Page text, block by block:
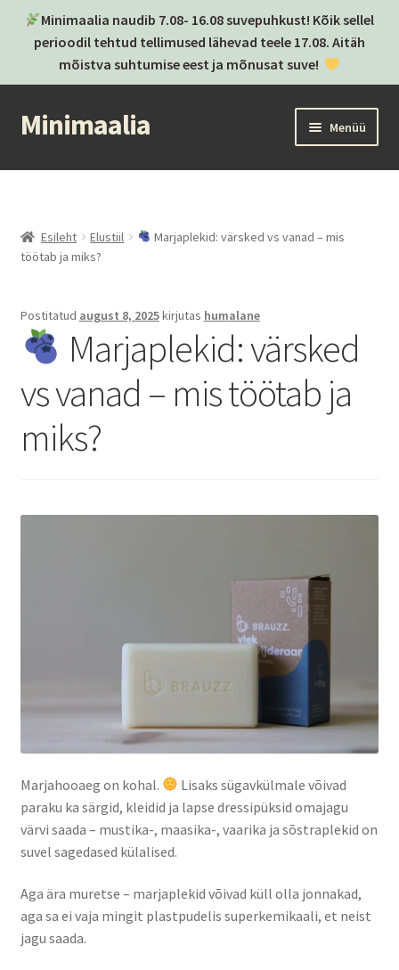
Minimaalia naudib 7.08- 16.08 suvepuhkust! Kõik sellel
perioodil tehtud tellimused lähevad teele 17.08. Aitäh
mõistva suhtumise eest ja mõnusat suve!
Liigu
navigeerimisele
Liigu
sisu
Minimaalia Menüü
Kassa
Kategooriad
Brändid
Postitused
Privaatsuspoliitika
Müügitingimused
Esileht Elustiil
Marjaplekid: värsked vs vanad – mis
töötab ja miks?
Postitatud august 8, 2025kirjutas humalane
Marjaplekid: värsked
vs vanad – mis töötab ja
miks?
Marjahooaeg on kohal.
Lisaks sügavkülmale võivad
paraku ka särgid, kleidid ja lapse dressipüksid omajagu
värvi saada – mustika-, maasika-, vaarika ja sõstraplekid on
suvel sagedased külalised.
Aga ära muretse – marjaplekid võivad küll olla jonnakad,
aga sa ei vaja mingit plastpudelis superkemikaali, et neist
jagu saada.